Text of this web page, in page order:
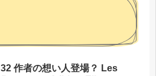
32 作者の想い人登場？ Les